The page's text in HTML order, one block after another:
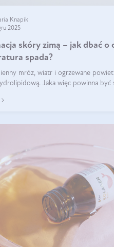
Knapik
2025
skóry zimą – jak dbać o
spada?
mróz, wiatr i ogrzewane
Jaka więc powinna być